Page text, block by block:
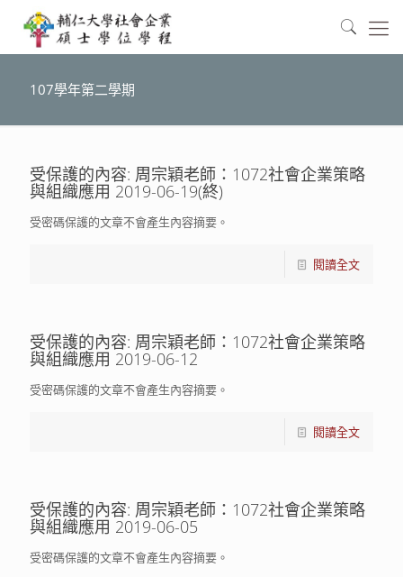
107學年第二學期
受保護的內容: 周宗穎老師：1072社會企業策略
與組織應用 2019-06-19(終)
受密碼保護的文章不會產生內容摘要。
閱讀全文
受保護的內容: 周宗穎老師：1072社會企業策略
與組織應用 2019-06-12
受密碼保護的文章不會產生內容摘要。
閱讀全文
受保護的內容: 周宗穎老師：1072社會企業策略
與組織應用 2019-06-05
受密碼保護的文章不會產生內容摘要。